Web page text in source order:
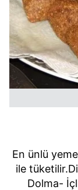
En ünlü
ile
Dolma-